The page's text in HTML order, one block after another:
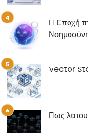
Η Εποχή
Vector
Πως